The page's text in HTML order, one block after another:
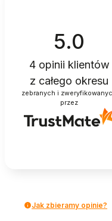
5.0
4opinii klientów
z całego okresu
zebranych i
przez
Jak zbieramy opinie?